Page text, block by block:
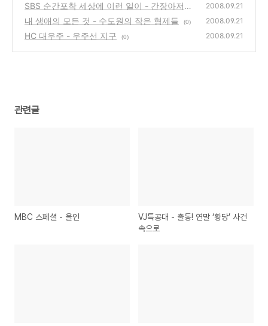
SBS 순간포착 세상에 이런 일이 - 간장아저씨,
굳세어라 반팔우먼, 64세 중학생 할머니, 콧수
염 맨
(0)
2008.09.21
내 생애의 모든 것 - 수도원의 작은 형제들 (0) 2008.09.21
HC 대우주 - 우주선 지구 (0) 2008.09.21
관련글
MBC 스페셜 - 올인
VJ특공대 - 출동! 연말 ‘황당’ 사건
속으로